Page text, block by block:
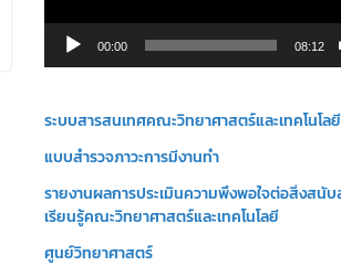
ล์
ดี
โ
00:00 08:12
ระบบสารสนเทศคณะวิทยาศาสตร์และเทคโนโลยี
แบบสำรวจภาวะการมีงานทำ
รายงานผลการประเมินความพึงพอใจต่อสิ่งสนั
เรียนรู้คณะวิทยาศาสตร์และเทคโนโลยี
ศูนย์วิทยาศาสตร์